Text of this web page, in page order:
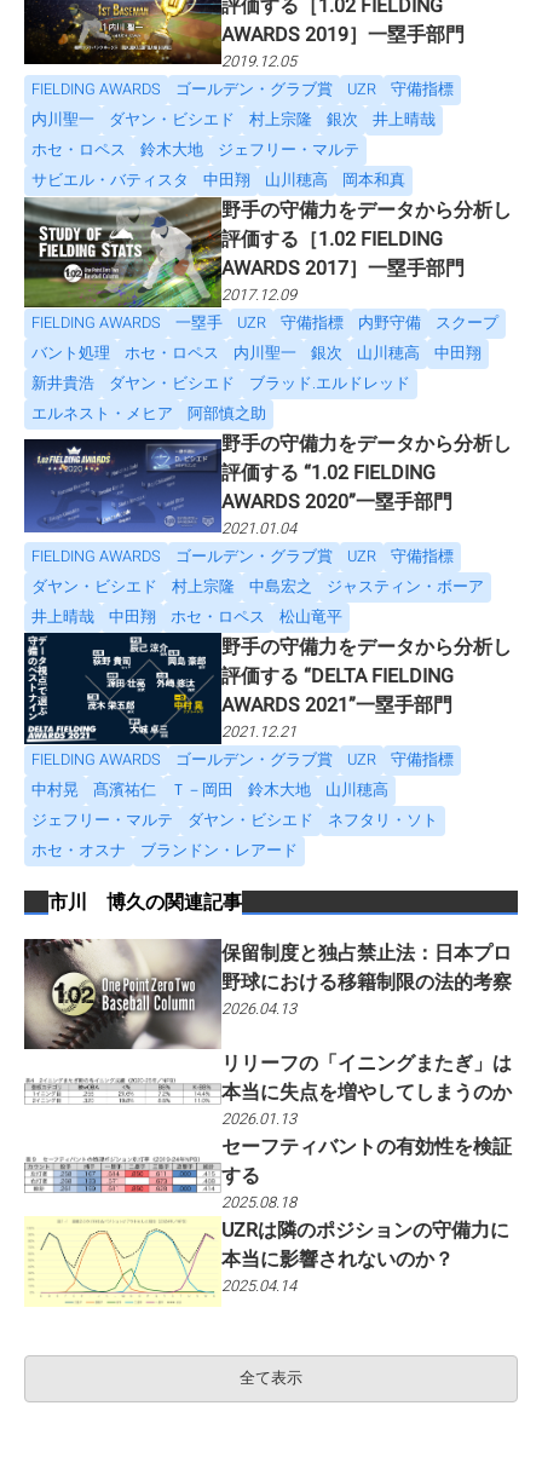
評価する［1.02 FIELDING
AWARDS 2019］一塁手部門
2019.12.05
FIELDING AWARDS
ゴールデン・グラブ賞 UZR
守備指標
内川聖一
ダヤン・ビシエド 村上宗隆 銀次
井上晴哉
ホセ・ロペス
鈴木大地
ジェフリー・マルテ
サビエル・バティスタ
中田翔 山川穂高 岡本和真
野手の守備力をデータから分析し
評価する［1.02 FIELDING
AWARDS 2017］一塁手部門
2017.12.09
FIELDING AWARDS
一塁手 UZR 守備指標 内野守備
スクープ
バント処理
ホセ・ロペス 内川聖一 銀次 山川穂高
中田翔
新井貴浩
ダヤン・ビシエド
ブラッド.エルドレッド
エルネスト・メヒア
阿部慎之助
野手の守備力をデータから分析し
評価する “1.02 FIELDING
AWARDS 2020”一塁手部門
2021.01.04
FIELDING AWARDS
ゴールデン・グラブ賞 UZR
守備指標
ダヤン・ビシエド
村上宗隆 中島宏之
ジャスティン・ボーア
井上晴哉
中田翔 ホセ・ロペス 松山竜平
野手の守備力をデータから分析し
評価する “DELTA FIELDING
AWARDS 2021”一塁手部門
2021.12.21
FIELDING AWARDS
ゴールデン・グラブ賞 UZR
守備指標
中村晃
髙濱祐仁 Ｔ－岡田 鈴木大地
山川穂高
ジェフリー・マルテ
ダヤン・ビシエド
ネフタリ・ソト
ホセ・オスナ
ブランドン・レアード
市川 博久の関連記事
保留制度と独占禁止法：日本プロ
野球における移籍制限の法的考察
2026.04.13
リリーフの「イニングまたぎ」は
本当に失点を増やしてしまうのか
2026.01.13
セーフティバントの有効性を検証
する
2025.08.18
UZRは隣のポジションの守備力に
本当に影響されないのか？
2025.04.14
全て表示